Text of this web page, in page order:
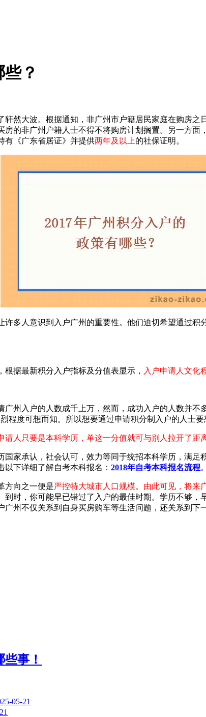
？
然大波。根据通知，非广州市户籍居民家庭在购房之
的非广州户籍人士不得不将购房计划搁置。另一方面
有《广东省居证》并提供两年及以上的社保证明。
人意识到入户广州的重要性。他们迫切希望通过积
据最新积分入户指标及分值表显示， 入户申请人文化
入户的人数成千上万，然而，成功入户的人数并不
程度可想而知。所以想要通过申请积分制入户的人士
请人只要是本科学历，单这一分值就可与别人拉开了距离
承认，社会认可，效力等同于统招本科学历，满足
下详细了解自考本科报名： 2018年自考本科报名流程。
方向之一便是严控特大城市人口规模。由此可见，将来
时，你可能早已错过了入户的最佳时期。学历不够，
州不仅关系到自身买房购车等生活问题，还关系到下
事！
05-21